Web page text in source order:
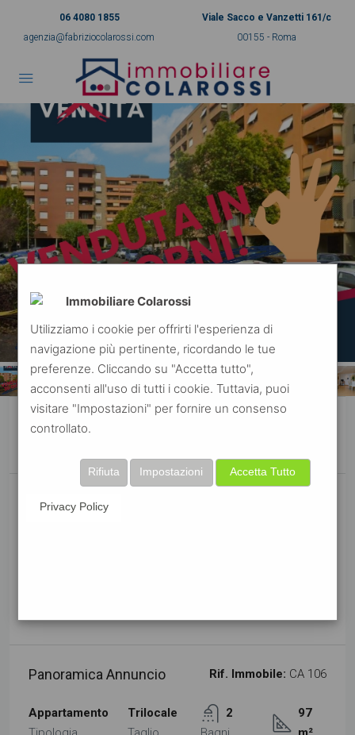
06 4080 1855
agenzia@fabriziocolarossi.com
Viale Sacco e Vanzetti 161/c
00155 - Roma
Panoramica Annuncio Rif. Immobile: CA 106
Appartamento
Trilocale
2
97
Immobiliare Colarossi
Utilizziamo i cookie per offrirti l'esperienza di
navigazione più pertinente, ricordando le tue
preferenze. Cliccando su "Accetta tutto",
acconsenti all'uso di tutti i cookie. Tuttavia, puoi
visitare "Impostazioni" per fornire un consenso
controllato.
Accetta Tutto
Impostazioni
Rifiuta
Privacy Policy